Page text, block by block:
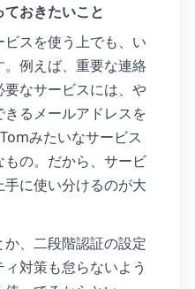
おきたいこと
スを使う上でも、い
例えば、重要な連絡
なサービスには、や
るメールアドレスを
みたいなサービス
の。だから、サービ
に使い分けるのが大
、二段階認証の設定
対策も怠らないよう